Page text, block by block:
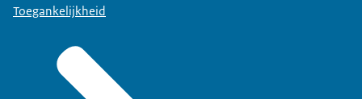
Toegankelijkheid